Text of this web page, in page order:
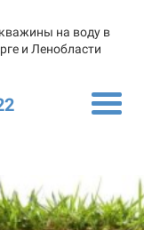
на воду в
и Ленобласти